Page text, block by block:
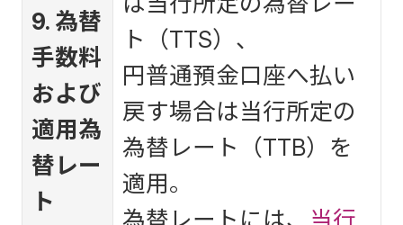
9. 為替
手数料
および
適用為
替レー
ト
ト（TTS）、
円普通預金口座へ払い
戻す場合は当行所定の
為替レート（TTB）を
適用。
為替レートには、 当行